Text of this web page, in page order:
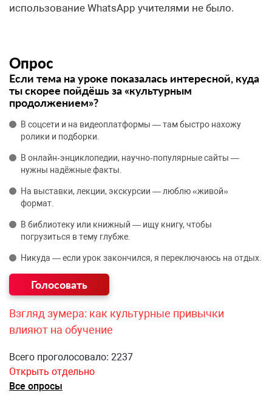
использование WhatsApp учителями не было.
Опрос
Если тема на уроке показалась интересной, куда
ты скорее пойдёшь за «культурным
продолжением»?
В соцсети и на видеоплатформы — там быстро нахожу
ролики и подборки.
В онлайн‑энциклопедии, научно‑популярные сайты —
нужны надёжные факты.
На выставки, лекции, экскурсии — люблю «живой»
формат.
В библиотеку или книжный — ищу книгу, чтобы
погрузиться в тему глубже.
Никуда — если урок закончился, я переключаюсь на отдых.
Взгляд зумера: как культурные привычки
влияют на обучение
Всего проголосовало: 2237
Открыть отдельно
Все опросы